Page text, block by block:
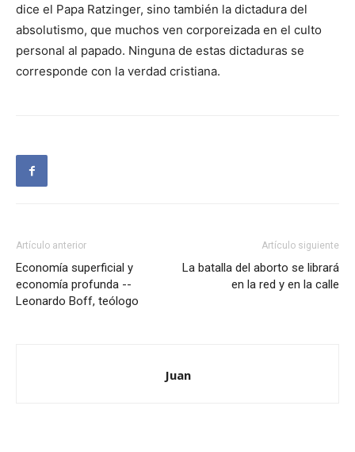
dice el Papa Ratzinger, sino también la dictadura del
absolutismo, que muchos ven corporeizada en el culto
personal al papado. Ninguna de estas dictaduras se
corresponde con la verdad cristiana.
Artículo anterior
Economía superficial y
economía profunda --
Leonardo Boff, teólogo
Artículo siguiente
La batalla del aborto se librará
en la red y en la calle
Juan